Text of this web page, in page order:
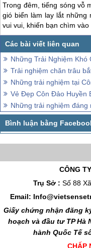
Trong đêm, tiếng sóng vỗ
gió biển làm lay lắt những
vui vui, khiến bạn chìm
Những Trải Nghiệm Khó
Trải nghiệm chăn trâu bắt cá ở
Những trải nghiệm tại
Vẻ Đẹp Côn Đảo Huyền Bí
Những trải nghiệm
CÔNG
Trụ Sở : Số 88
Email:
Giấy chứng nhận đăng
hoạch và đầu tư TP Hà
hành Quốc Tế
CHẤP